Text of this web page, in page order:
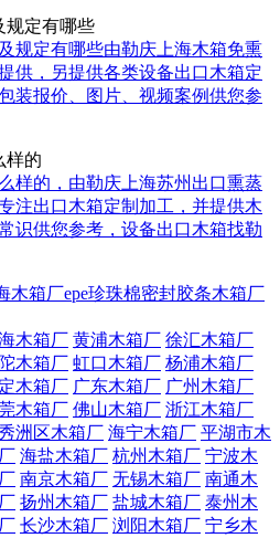
规定有哪些
规定有哪些由勒庆上海木箱免熏
供，另提供各类设备出口木箱定
装报价、图片、视频案例供您参
样的
样的，由勒庆上海苏州出口熏蒸
注出口木箱定制加工，并提供木
识供您参考，设备出口木箱找勒
木箱厂epe珍珠棉密封胶条木箱厂
海木箱厂 黄浦木箱厂 徐汇木箱厂
木箱厂 虹口木箱厂 杨浦木箱厂
木箱厂 广东木箱厂 广州木箱厂
木箱厂 佛山木箱厂 浙江木箱厂
洲区木箱厂 海宁木箱厂 平湖市木
海盐木箱厂 杭州木箱厂 宁波木
南京木箱厂 无锡木箱厂 南通木
扬州木箱厂 盐城木箱厂 泰州木
长沙木箱厂 浏阳木箱厂 宁乡木